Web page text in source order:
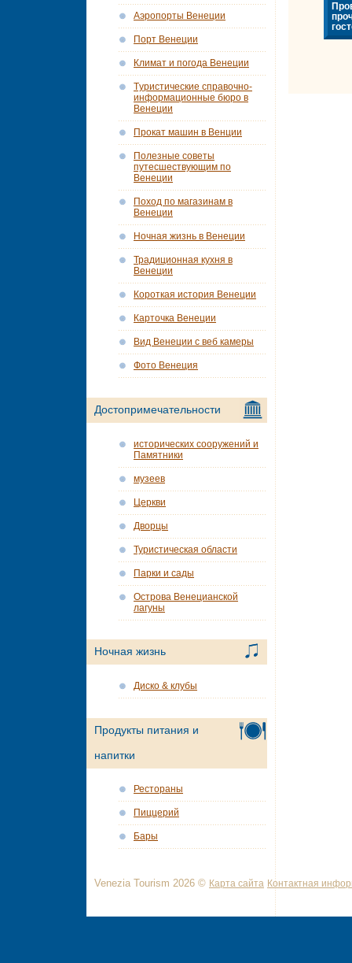
Аэропорты Венеции
Порт Венеции
Климат и погода Венеции
Tуристические справочно-
информационные бюро в
Венеции
Прокат машин в Венции
Полезные советы
путесшествующим по
Венеции
Поход по магазинам в
Венеции
Ночная жизнь в Венеции
Традиционная кухня в
Венеции
Короткая история Венеции
Карточка Венеции
Вид Венеции с веб камеры
Фото Венеция
Достопримечательности
исторических сооружений и
Памятники
музеев
Церкви
Дворцы
Туристическая области
Парки и сады
Острова Венецианской
лагуны
Ночная жизнь
Диско & клубы
Продукты питания и
напитки
Рестораны
Пиццерий
Бары
Venezia Tourism 2026 © Карта сайта Контактная